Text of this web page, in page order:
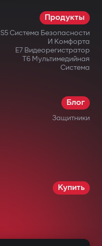
Продукты
S5 Система Безопасности
И Комфорта
E7 Видеорегистратор
T6 Мультимедийная
Система
Блог
Защитники
Купить